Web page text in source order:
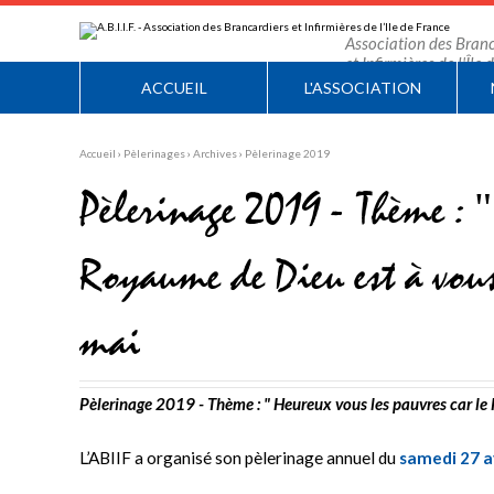
au
contenu.
Aller
personnels
Association des
et Infirmières de l'Île
ACCUEIL L'ASSOCIATION
Accueil › Pèlerinages› Archives› Pèlerinage 2019
Pèlerinage 2019 - Thème :
Royaume de Dieu est à
mai
Pèlerinage 2019 - Thème : " Heureux vous les pauvres car
L’ABIIF a organisé son pèlerinage annuel du samedi 27